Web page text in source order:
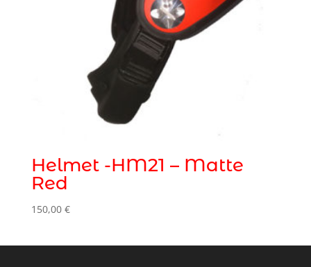
Helmet -HM21 – Matte
Red
150,00 €